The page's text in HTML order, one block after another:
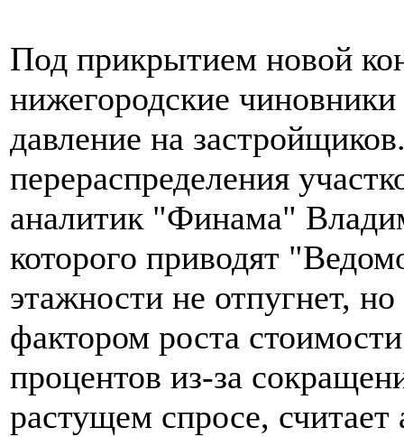
Под прикрытием новой
нижегородские
давление на
перераспределения
аналитик "Финама"
которого приводят
этажности не отпугнет,
фактором роста
процентов из-за
растущем спросе, считает